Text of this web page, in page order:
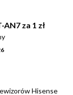
za 1 zł
Hisense